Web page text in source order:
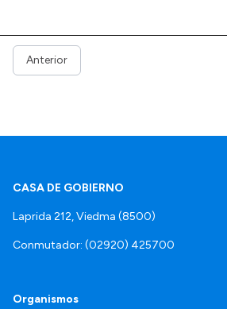
Anterior
CASA DE GOBIERNO
Laprida 212, Viedma (8500)
Conmutador: (02920) 425700
Organismos